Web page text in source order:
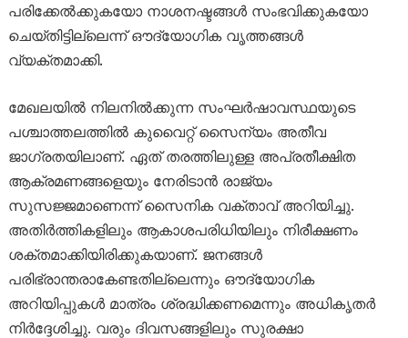
പരിക്കേൽക്കുകയോ നാശനഷ്ടങ്ങൾ സംഭവിക്കുകയോ
ചെയ്തിട്ടില്ലെന്ന് ഔദ്യോഗിക വൃത്തങ്ങൾ
വ്യക്തമാക്കി.
മേഖലയിൽ നിലനിൽക്കുന്ന സംഘർഷാവസ്ഥയുടെ
പശ്ചാത്തലത്തിൽ കുവൈറ്റ് സൈന്യം അതീവ
ജാഗ്രതയിലാണ്. ഏത് തരത്തിലുള്ള അപ്രതീക്ഷിത
ആക്രമണങ്ങളെയും നേരിടാൻ രാജ്യം
സുസജ്ജമാണെന്ന് സൈനിക വക്താവ് അറിയിച്ചു.
അതിർത്തികളിലും ആകാശപരിധിയിലും നിരീക്ഷണം
ശക്തമാക്കിയിരിക്കുകയാണ്. ജനങ്ങൾ
പരിഭ്രാന്തരാകേണ്ടതില്ലെന്നും ഔദ്യോഗിക
അറിയിപ്പുകൾ മാത്രം ശ്രദ്ധിക്കണമെന്നും അധികൃതർ
നിർദ്ദേശിച്ചു. വരും ദിവസങ്ങളിലും സുരക്ഷാ